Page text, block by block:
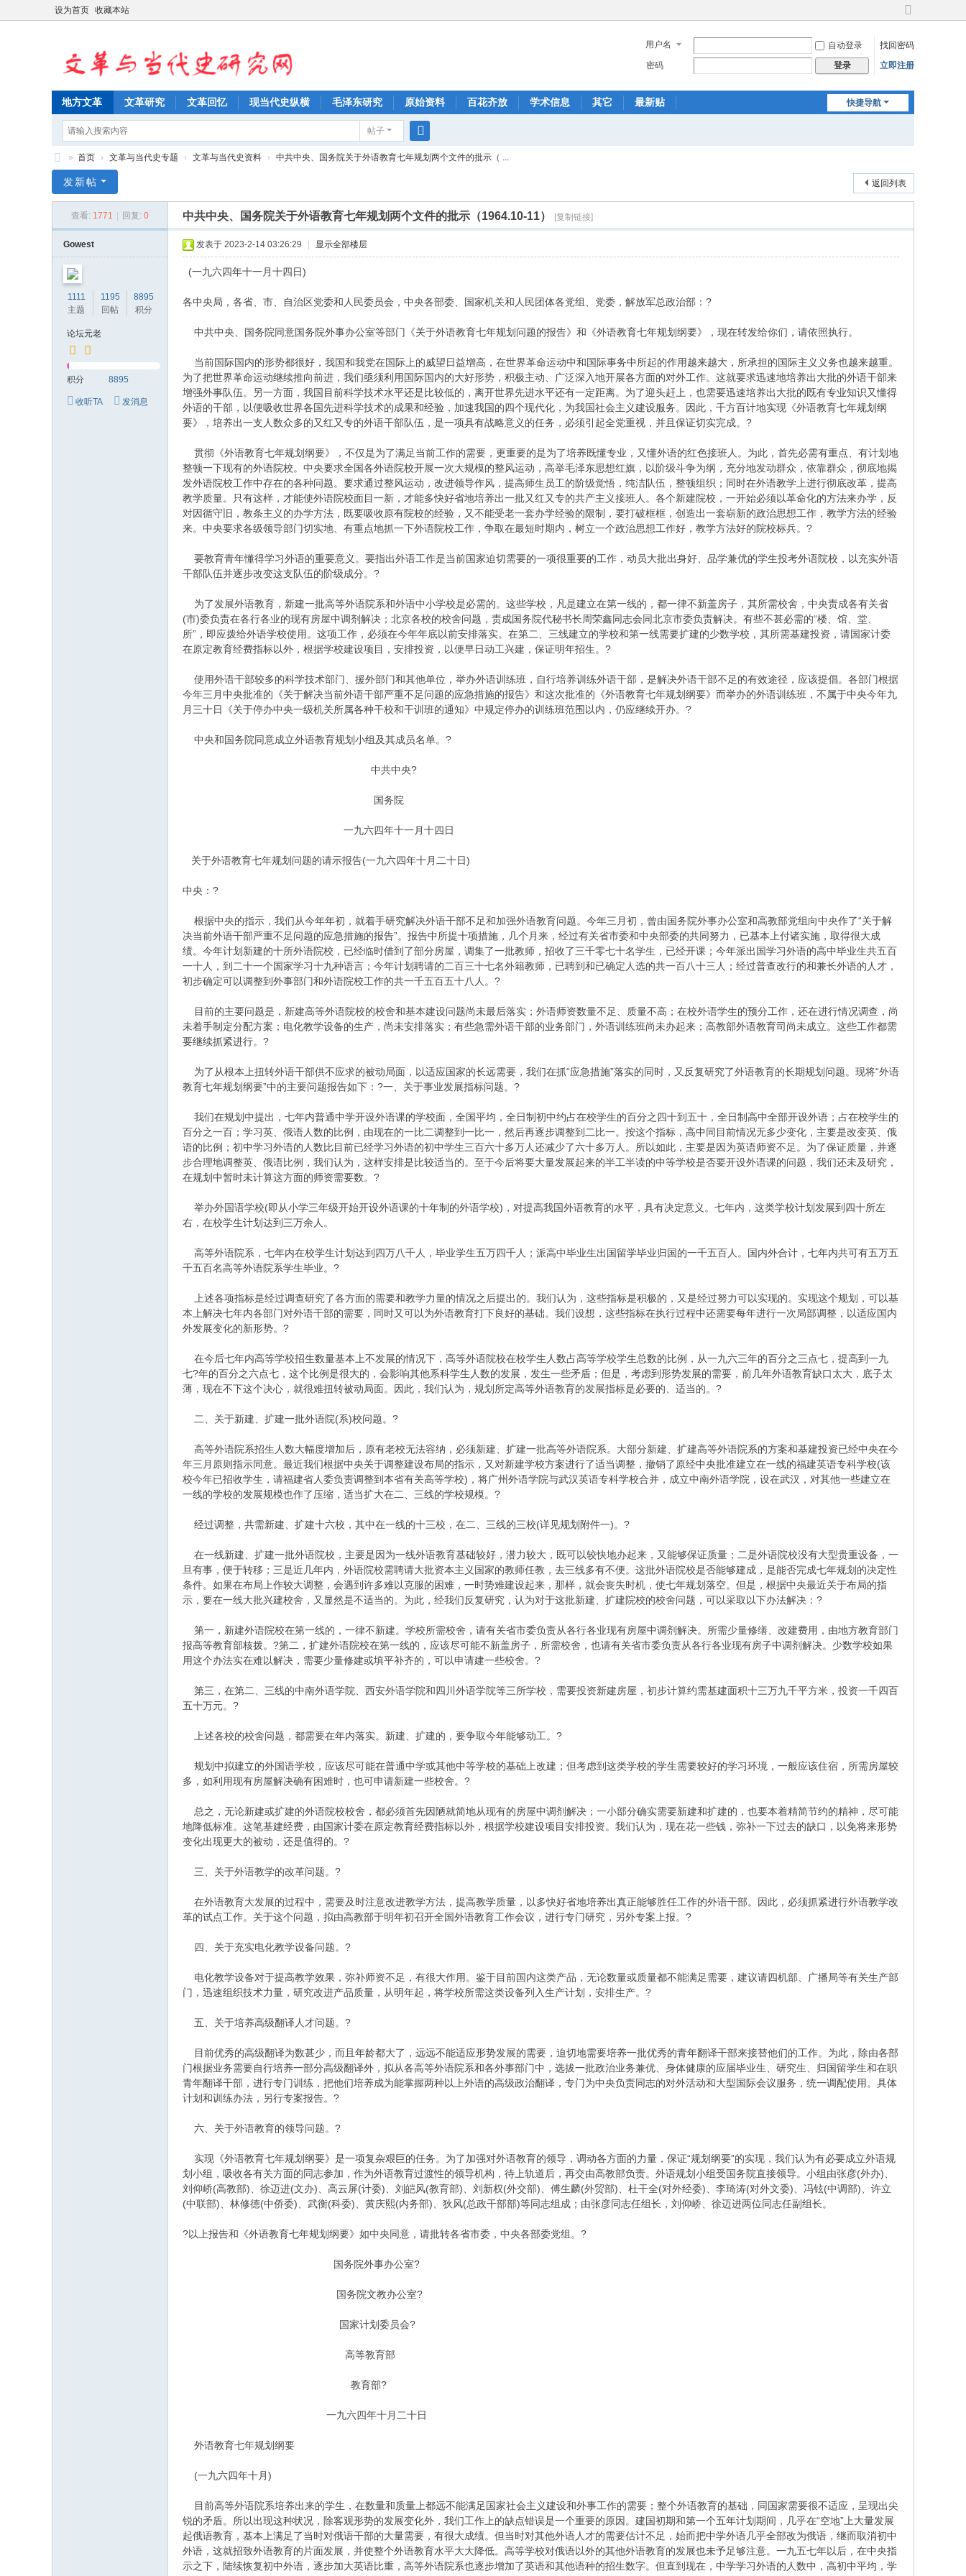
设为首页 收藏本站
切
到
宽
用户名 自动登录
找回密码
密码
登录 立即注册
快捷导航
地方文革 文革研究 文革回忆 现当代史纵横 毛泽东研究 原始资料 百花齐放 学术信息 其它 最新贴
帖子
搜
革
» 首页 › 文革与当代史专题 › 文革与当代史资料 › 中共中央、国务院关于外语教育七年规划两个文件的批示（ ...
返回列表
发新帖
查看: 1771 回复: 0 中共中央、国务院关于外语教育七年规划两个文件的批示（1964.10-11） [复制链接]
Gowest
1111
主题
1195
回帖
8895
积分
论坛元老
积分 8895
收听TA 发消息
发表于 2023-2-14 03:26:29 显示全部楼层
(一九六四年十一月十四日)
各中央局，各省、市、自治区党委和人民委员会，中央各部委、国家机关和人民团体各党组、党委，解放军总政治部：?
中共中央、国务院同意国务院外事办公室等部门《关于外语教育七年规划问题的报告》和《外语教育七年规划纲要》，现在转发给你们，请依照执行。
当前国际国内的形势都很好，我国和我党在国际上的威望日益增高，在世界革命运动中和国际事务中所起的作用越来越大，所承担的国际主义义务也越来越重。
为了把世界革命运动继续推向前进，我们亟须利用国际国内的大好形势，积极主动、广泛深入地开展各方面的对外工作。这就要求迅速地培养出大批的外语干部来
增强外事队伍。另一方面，我国目前科学技术水平还是比较低的，离开世界先进水平还有一定距离。为了迎头赶上，也需要迅速培养出大批的既有专业知识又懂得
外语的干部，以便吸收世界各国先进科学技术的成果和经验，加速我国的四个现代化，为我国社会主义建设服务。因此，千方百计地实现《外语教育七年规划纲
要》，培养出一支人数众多的又红又专的外语干部队伍，是一项具有战略意义的任务，必须引起全党重视，并且保证切实完成。?
贯彻《外语教育七年规划纲要》，不仅是为了满足当前工作的需要，更重要的是为了培养既懂专业，又懂外语的红色接班人。为此，首先必需有重点、有计划地
整顿一下现有的外语院校。中央要求全国各外语院校开展一次大规模的整风运动，高举毛泽东思想红旗，以阶级斗争为纲，充分地发动群众，依靠群众，彻底地揭
发外语院校工作中存在的各种问题。要求通过整风运动，改进领导作风，提高师生员工的阶级觉悟，纯洁队伍，整顿组织；同时在外语教学上进行彻底改革，提高
教学质量。只有这样，才能使外语院校面目一新，才能多快好省地培养出一批又红又专的共产主义接班人。各个新建院校，一开始必须以革命化的方法来办学，反
对因循守旧，教条主义的办学方法，既要吸收原有院校的经验，又不能受老一套办学经验的限制，要打破框框，创造出一套崭新的政治思想工作，教学方法的经验
来。中央要求各级领导部门切实地、有重点地抓一下外语院校工作，争取在最短时期内，树立一个政治思想工作好，教学方法好的院校标兵。?
要教育青年懂得学习外语的重要意义。要指出外语工作是当前国家迫切需要的一项很重要的工作，动员大批出身好、品学兼优的学生投考外语院校，以充实外语
干部队伍并逐步改变这支队伍的阶级成分。?
为了发展外语教育，新建一批高等外语院系和外语中小学校是必需的。这些学校，凡是建立在第一线的，都一律不新盖房子，其所需校舍，中央责成各有关省
(市)委负责在各行各业的现有房屋中调剂解决；北京各校的校舍问题，责成国务院代秘书长周荣鑫同志会同北京市委负责解决。有些不甚必需的“楼、馆、堂、
所”，即应拨给外语学校使用。这项工作，必须在今年年底以前安排落实。在第二、三线建立的学校和第一线需要扩建的少数学校，其所需基建投资，请国家计委
在原定教育经费指标以外，根据学校建设项目，安排投资，以便早日动工兴建，保证明年招生。?
使用外语干部较多的科学技术部门、援外部门和其他单位，举办外语训练班，自行培养训练外语干部，是解决外语干部不足的有效途径，应该提倡。各部门根据
今年三月中央批准的《关于解决当前外语干部严重不足问题的应急措施的报告》和这次批准的《外语教育七年规划纲要》而举办的外语训练班，不属于中央今年九
月三十日《关于停办中央一级机关所属各种干校和干训班的通知》中规定停办的训练班范围以内，仍应继续开办。?
中央和国务院同意成立外语教育规划小组及其成员名单。?
中共中央?
国务院
一九六四年十一月十四日
关于外语教育七年规划问题的请示报告(一九六四年十月二十日)
中央：?
根据中央的指示，我们从今年年初，就着手研究解决外语干部不足和加强外语教育问题。今年三月初，曾由国务院外事办公室和高教部党组向中央作了“关于解
决当前外语干部严重不足问题的应急措施的报告”。报告中所提十项措施，几个月来，经过有关省市委和中央部委的共同努力，已基本上付诸实施，取得很大成
绩。今年计划新建的十所外语院校，已经临时借到了部分房屋，调集了一批教师，招收了三千零七十名学生，已经开课；今年派出国学习外语的高中毕业生共五百
一十人，到二十一个国家学习十九种语言；今年计划聘请的二百三十七名外籍教师，已聘到和已确定人选的共一百八十三人；经过普查改行的和兼长外语的人才，
初步确定可以调整到外事部门和外语院校工作的共一千五百五十八人。?
目前的主要问题是，新建高等外语院校的校舍和基本建设问题尚未最后落实；外语师资数量不足、质量不高；在校外语学生的预分工作，还在进行情况调查，尚
未着手制定分配方案；电化教学设备的生产，尚未安排落实；有些急需外语干部的业务部门，外语训练班尚未办起来；高教部外语教育司尚未成立。这些工作都需
要继续抓紧进行。?
为了从根本上扭转外语干部供不应求的被动局面，以适应国家的长远需要，我们在抓“应急措施”落实的同时，又反复研究了外语教育的长期规划问题。现将“外语
教育七年规划纲要”中的主要问题报告如下：?一、关于事业发展指标问题。?
我们在规划中提出，七年内普通中学开设外语课的学校面，全国平均，全日制初中约占在校学生的百分之四十到五十，全日制高中全部开设外语；占在校学生的
百分之一百；学习英、俄语人数的比例，由现在的一比二调整到一比一，然后再逐步调整到二比一。按这个指标，高中同目前情况无多少变化，主要是改变英、俄
语的比例；初中学习外语的人数比目前已经学习外语的初中学生三百六十多万人还减少了六十多万人。所以如此，主要是因为英语师资不足。为了保证质量，并逐
步合理地调整英、俄语比例，我们认为，这样安排是比较适当的。至于今后将要大量发展起来的半工半读的中等学校是否要开设外语课的问题，我们还未及研究，
在规划中暂时未计算这方面的师资需要数。?
举办外国语学校(即从小学三年级开始开设外语课的十年制的外语学校)，对提高我国外语教育的水平，具有决定意义。七年内，这类学校计划发展到四十所左
右，在校学生计划达到三万余人。
高等外语院系，七年内在校学生计划达到四万八千人，毕业学生五万四千人；派高中毕业生出国留学毕业归国的一千五百人。国内外合计，七年内共可有五万五
千五百名高等外语院系学生毕业。?
上述各项指标是经过调查研究了各方面的需要和教学力量的情况之后提出的。我们认为，这些指标是积极的，又是经过努力可以实现的。实现这个规划，可以基
本上解决七年内各部门对外语干部的需要，同时又可以为外语教育打下良好的基础。我们设想，这些指标在执行过程中还需要每年进行一次局部调整，以适应国内
外发展变化的新形势。?
在今后七年内高等学校招生数量基本上不发展的情况下，高等外语院校在校学生人数占高等学校学生总数的比例，从一九六三年的百分之三点七，提高到一九
七?年的百分之六点七，这个比例是很大的，会影响其他系科学生人数的发展，发生一些矛盾；但是，考虑到形势发展的需要，前几年外语教育缺口太大，底子太
薄，现在不下这个决心，就很难扭转被动局面。因此，我们认为，规划所定高等外语教育的发展指标是必要的、适当的。?
二、关于新建、扩建一批外语院(系)校问题。?
高等外语院系招生人数大幅度增加后，原有老校无法容纳，必须新建、扩建一批高等外语院系。大部分新建、扩建高等外语院系的方案和基建投资已经中央在今
年三月原则指示同意。最近我们根据中央关于调整建设布局的指示，又对新建学校方案进行了适当调整，撤销了原经中央批准建立在一线的福建英语专科学校(该
校今年已招收学生，请福建省人委负责调整到本省有关高等学校)，将广州外语学院与武汉英语专科学校合并，成立中南外语学院，设在武汉，对其他一些建立在
一线的学校的发展规模也作了压缩，适当扩大在二、三线的学校规模。?
经过调整，共需新建、扩建十六校，其中在一线的十三校，在二、三线的三校(详见规划附件一)。?
在一线新建、扩建一批外语院校，主要是因为一线外语教育基础较好，潜力较大，既可以较快地办起来，又能够保证质量；二是外语院校没有大型贵重设备，一
旦有事，便于转移；三是近几年内，外语院校需聘请大批资本主义国家的教师任教，去三线多有不便。这批外语院校是否能够建成，是能否完成七年规划的决定性
条件。如果在布局上作较大调整，会遇到许多难以克服的困难，一时势难建设起来，那样，就会丧失时机，使七年规划落空。但是，根据中央最近关于布局的指
示，要在一线大批兴建校舍，又显然是不适当的。为此，经我们反复研究，认为对于这批新建、扩建院校的校舍问题，可以采取以下办法解决：?
第一，新建外语院校在第一线的，一律不新建。学校所需校舍，请有关省市委负责从各行各业现有房屋中调剂解决。所需少量修缮、改建费用，由地方教育部门
报高等教育部核拨。?第二，扩建外语院校在第一线的，应该尽可能不新盖房子，所需校舍，也请有关省市委负责从各行各业现有房子中调剂解决。少数学校如果
用这个办法实在难以解决，需要少量修建或填平补齐的，可以申请建一些校舍。?
第三，在第二、三线的中南外语学院、西安外语学院和四川外语学院等三所学校，需要投资新建房屋，初步计算约需基建面积十三万九千平方米，投资一千四百
五十万元。?
上述各校的校舍问题，都需要在年内落实。新建、扩建的，要争取今年能够动工。?
规划中拟建立的外国语学校，应该尽可能在普通中学或其他中等学校的基础上改建；但考虑到这类学校的学生需要较好的学习环境，一般应该住宿，所需房屋较
多，如利用现有房屋解决确有困难时，也可申请新建一些校舍。?
总之，无论新建或扩建的外语院校校舍，都必须首先因陋就简地从现有的房屋中调剂解决；一小部分确实需要新建和扩建的，也要本着精简节约的精神，尽可能
地降低标准。这笔基建经费，由国家计委在原定教育经费指标以外，根据学校建设项目安排投资。我们认为，现在花一些钱，弥补一下过去的缺口，以免将来形势
变化出现更大的被动，还是值得的。?
三、关于外语教学的改革问题。?
在外语教育大发展的过程中，需要及时注意改进教学方法，提高教学质量，以多快好省地培养出真正能够胜任工作的外语干部。因此，必须抓紧进行外语教学改
革的试点工作。关于这个问题，拟由高教部于明年初召开全国外语教育工作会议，进行专门研究，另外专案上报。?
四、关于充实电化教学设备问题。?
电化教学设备对于提高教学效果，弥补师资不足，有很大作用。鉴于目前国内这类产品，无论数量或质量都不能满足需要，建议请四机部、广播局等有关生产部
门，迅速组织技术力量，研究改进产品质量，从明年起，将学校所需这类设备列入生产计划，安排生产。?
五、关于培养高级翻译人才问题。?
目前优秀的高级翻译为数甚少，而且年龄都大了，远远不能适应形势发展的需要，迫切地需要培养一批优秀的青年翻译干部来接替他们的工作。为此，除由各部
门根据业务需要自行培养一部分高级翻译外，拟从各高等外语院系和各外事部门中，选拔一批政治业务兼优、身体健康的应届毕业生、研究生、归国留学生和在职
青年翻译干部，进行专门训练，把他们培养成为能掌握两种以上外语的高级政治翻译，专门为中央负责同志的对外活动和大型国际会议服务，统一调配使用。具体
计划和训练办法，另行专案报告。?
六、关于外语教育的领导问题。?
实现《外语教育七年规划纲要》是一项复杂艰巨的任务。为了加强对外语教育的领导，调动各方面的力量，保证“规划纲要”的实现，我们认为有必要成立外语规
划小组，吸收各有关方面的同志参加，作为外语教育过渡性的领导机构，待上轨道后，再交由高教部负责。外语规划小组受国务院直接领导。小组由张彦(外办)、
刘仰峤(高教部)、徐迈进(文办)、高云屏(计委)、刘皑风(教育部)、刘新权(外交部)、傅生麟(外贸部)、杜干全(对外经委)、李琦涛(对外文委)、冯铉(中调部)、许立
(中联部)、林修德(中侨委)、武衡(科委)、黄庆熙(内务部)、狄风(总政干部部)等同志组成；由张彦同志任组长，刘仰峤、徐迈进两位同志任副组长。
?以上报告和《外语教育七年规划纲要》如中央同意，请批转各省市委，中央各部委党组。?
国务院外事办公室?
国务院文教办公室?
国家计划委员会?
高等教育部
教育部?
一九六四年十月二十日
外语教育七年规划纲要
(一九六四年十月)
目前高等外语院系培养出来的学生，在数量和质量上都远不能满足国家社会主义建设和外事工作的需要；整个外语教育的基础，同国家需要很不适应，呈现出尖
锐的矛盾。所以出现这种状况，除客观形势的发展变化外，我们工作上的缺点错误是一个重要的原因。建国初期和第一个五年计划期间，几乎在“空地”上大量发展
起俄语教育，基本上满足了当时对俄语干部的大量需要，有很大成绩。但当时对其他外语人才的需要估计不足，始而把中学外语几乎全部改为俄语，继而取消初中
外语，这就招致外语教育的片面发展，并使整个外语教育水平大大降低。高等学校对俄语以外的其他外语教育的发展也未予足够注意。一九五七年以后，在中央指
示之下，陆续恢复初中外语，逐步加大英语比重，高等外语院系也逐步增加了英语和其他语种的招生数字。但直到现在，中学学习外语的人数中，高初中平均，学